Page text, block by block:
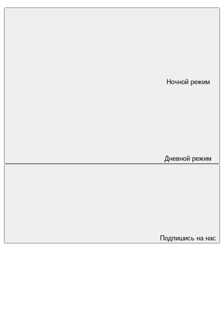
Ночной режим
Дневной режим
Подпишись на нас